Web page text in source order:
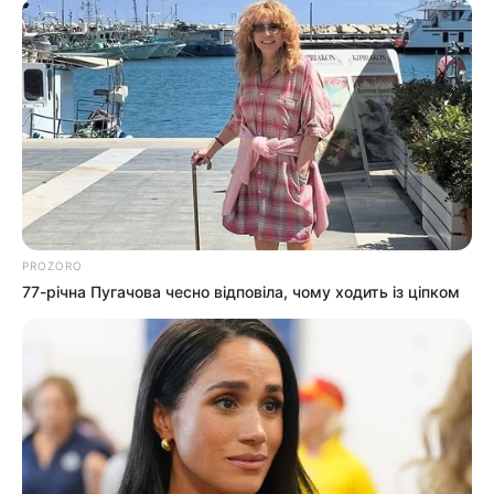
Погода
Ужгород
влажность:
давление:
ветер:
Погода на 10 дней отsinoptik.ua
Попит на нерухомість в Ужгороді зростає –
аналітика девелопера підтверджує
загальнонаціональний інтерес
PROZORO
77-річна Пугачова чесно відповіла, чому ходить із ціпком